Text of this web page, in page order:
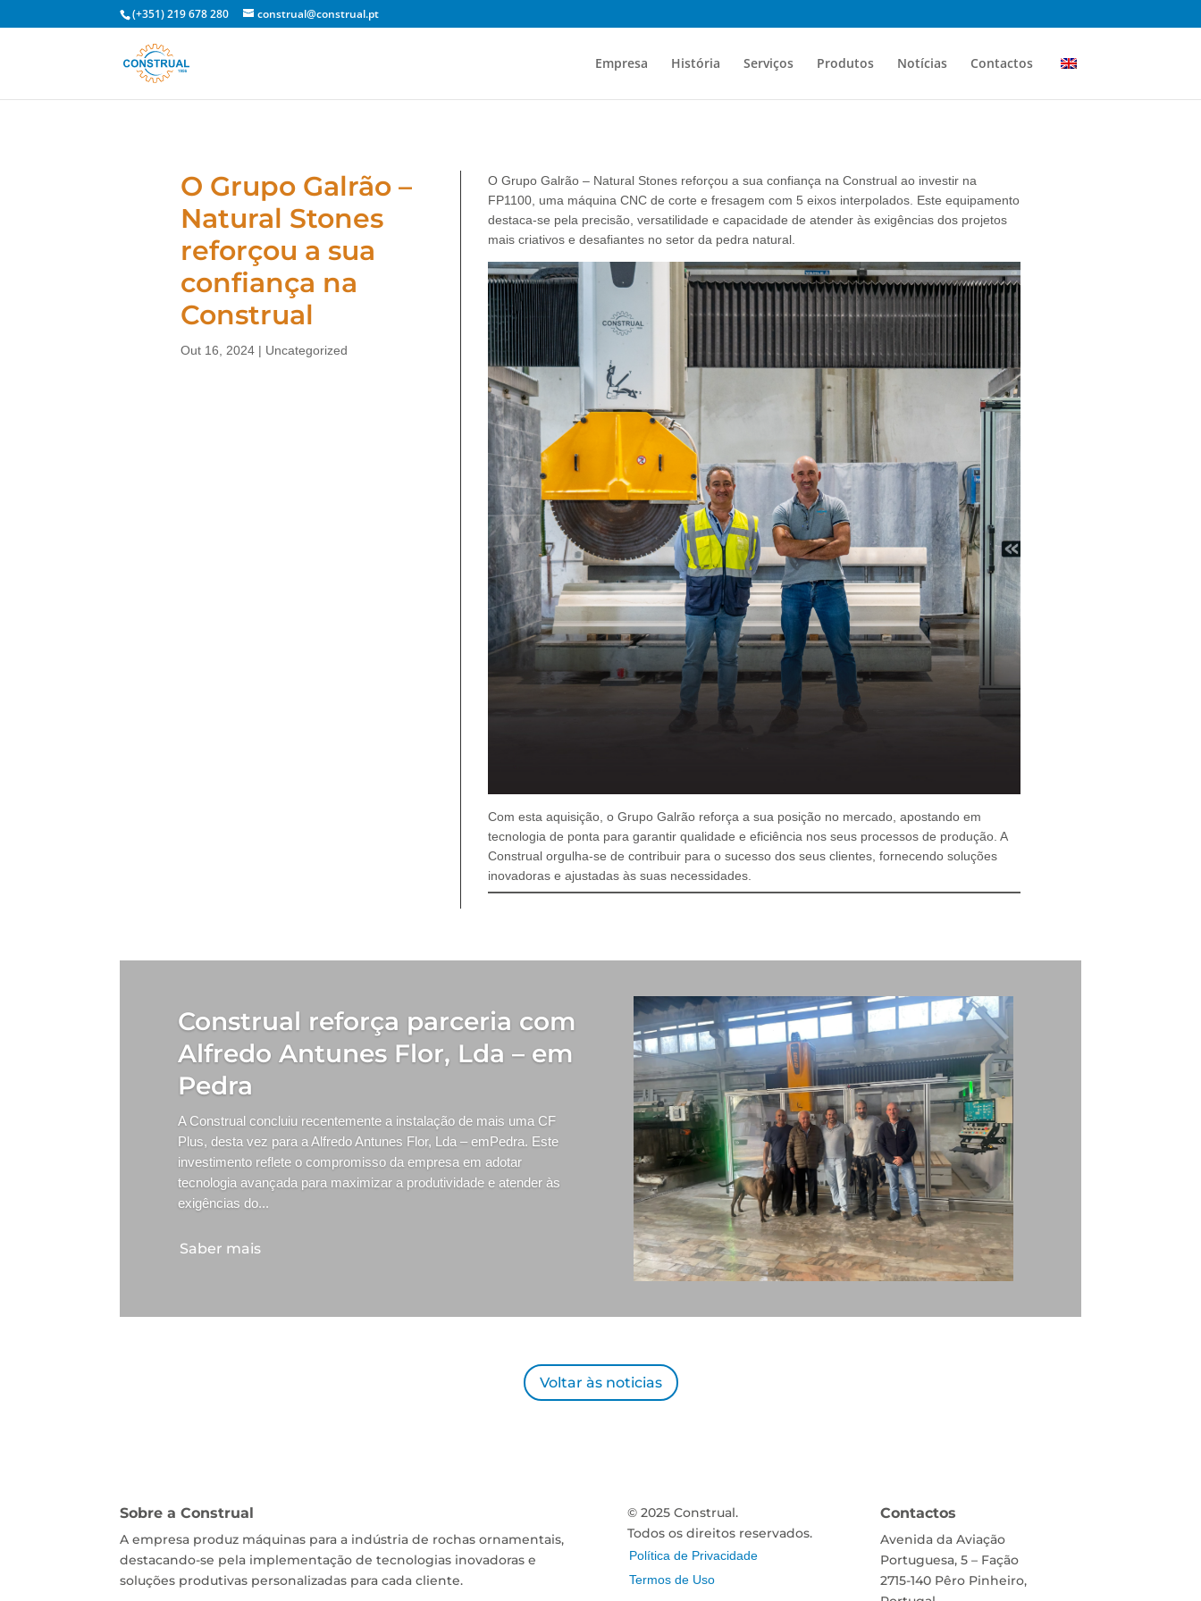
(+351) 219 678 280 construal@construal.pt
Empresa História Serviços Produtos Notícias Contactos
O Grupo Galrão –
Natural Stones
reforçou a sua
confiança na
Construal
Out 16, 2024| Uncategorized
O Grupo Galrão – Natural Stones reforçou a sua confiança na Construal ao investir na
FP1100, uma máquina CNC de corte e fresagem com 5 eixos interpolados. Este equipamento
destaca-se pela precisão, versatilidade e capacidade de atender às exigências dos projetos
mais criativos e desafiantes no setor da pedra natural.
Com esta aquisição, o Grupo Galrão reforça a sua posição no mercado, apostando em
tecnologia de ponta para garantir qualidade e eficiência nos seus processos de produção. A
Construal orgulha-se de contribuir para o sucesso dos seus clientes, fornecendo soluções
inovadoras e ajustadas às suas necessidades.
Construal reforça parceria com
Alfredo Antunes Flor, Lda – em
Pedra
A Construal concluiu recentemente a instalação de mais uma CF
Plus, desta vez para a Alfredo Antunes Flor, Lda – emPedra. Este
investimento reflete o compromisso da empresa em adotar
tecnologia avançada para maximizar a produtividade e atender às
exigências do...
Saber mais
Voltar às noticias
Sobre a Construal
A empresa produz máquinas para a indústria de rochas ornamentais,
destacando-se pela implementação de tecnologias inovadoras e
soluções produtivas personalizadas para cada cliente.
© 2025 Construal.
Todos os direitos reservados.
Política de Privacidade
Termos de Uso
Contactos
Avenida da Aviação
Portuguesa, 5 – Fação
2715-140 Pêro Pinheiro,